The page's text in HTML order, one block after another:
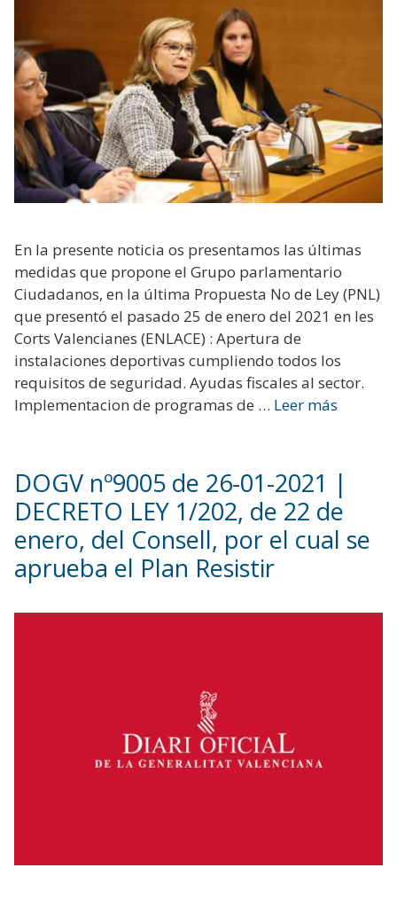
En la presente noticia os presentamos las últimas
medidas que propone el Grupo parlamentario
Ciudadanos, en la última Propuesta No de Ley (PNL)
que presentó el pasado 25 de enero del 2021 en les
Corts Valencianes (ENLACE) : Apertura de
instalaciones deportivas cumpliendo todos los
requisitos de seguridad. Ayudas fiscales al sector.
Implementacion de programas de … Leer más
DOGV nº9005 de 26-01-2021 |
DECRETO LEY 1/202, de 22 de
enero, del Consell, por el cual se
aprueba el Plan Resistir